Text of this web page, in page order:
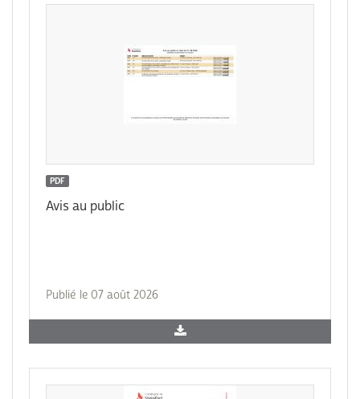
PDF
Avis au public
Publié le 07 août 2026